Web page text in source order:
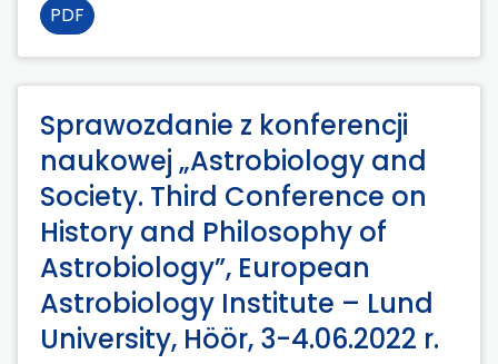
PDF
Sprawozdanie z konferencji
naukowej „Astrobiology and
Society. Third Conference on
History and Philosophy of
Astrobiology”, European
Astrobiology Institute – Lund
University, Höör, 3-4.06.2022 r.